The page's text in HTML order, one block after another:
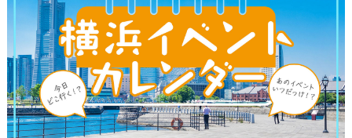
サイトについて